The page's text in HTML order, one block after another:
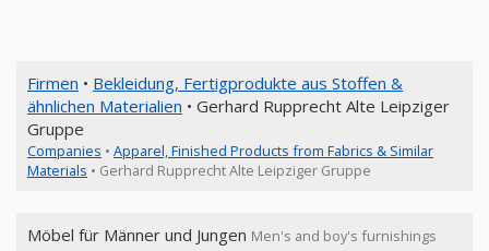
Firmen • Bekleidung, Fertigprodukte aus Stoffen &
ähnlichen Materialien • Gerhard Rupprecht Alte Leipziger
Gruppe
Companies • Apparel, Finished Products from Fabrics & Similar
Materials • Gerhard Rupprecht Alte Leipziger Gruppe
Möbel für Männer und Jungen Men's and boy's furnishings